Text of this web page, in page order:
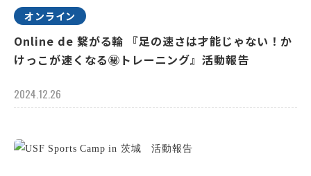
オンライン
Online de 繋がる輪 『足の速さは才能じゃない！か
けっこが速くなる㊙トレーニング』活動報告
2024.12.26